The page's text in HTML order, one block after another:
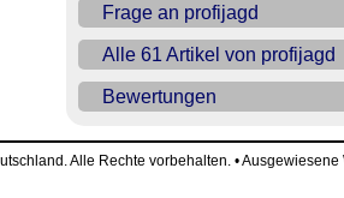
Frage an profijagd
Alle 61 Artikel von profijagd
Bewertungen
Alle Rechte vorbehalten. •